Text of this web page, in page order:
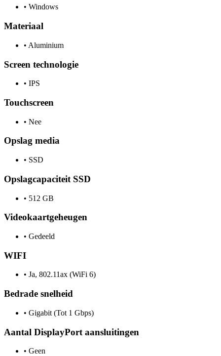
• Windows
Materiaal
• Aluminium
Screen technologie
• IPS
Touchscreen
• Nee
Opslag media
• SSD
Opslagcapaciteit SSD
• 512 GB
Videokaartgeheugen
• Gedeeld
WIFI
• Ja, 802.11ax (WiFi 6)
Bedrade snelheid
• Gigabit (Tot 1 Gbps)
Aantal DisplayPort aansluitingen
• Geen